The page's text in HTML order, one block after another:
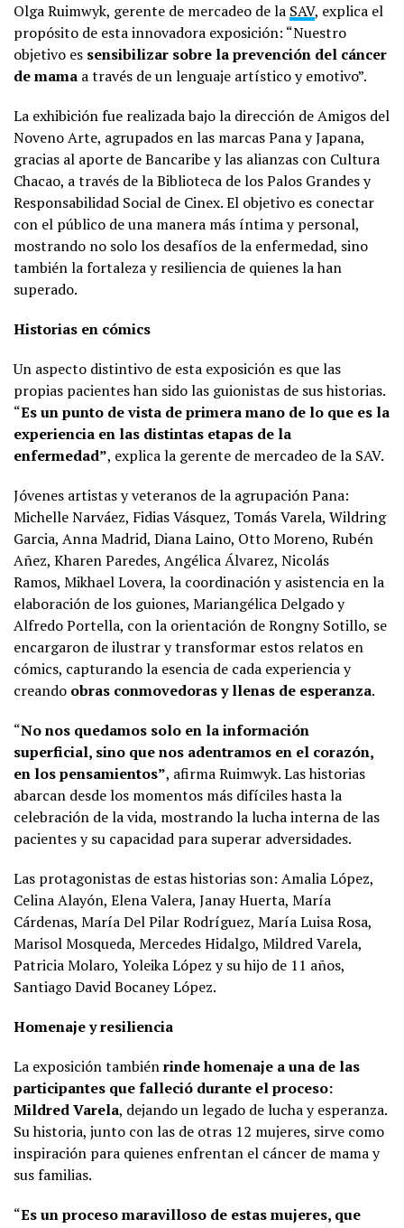
Olga Ruimwyk, gerente de mercadeo de la SAV, explica el
propósito de esta innovadora exposición: “Nuestro
objetivo es sensibilizar sobre la prevención del cáncer
de mama a través de un lenguaje artístico y emotivo”.
La exhibición fue realizada bajo la dirección de Amigos del
Noveno Arte, agrupados en las marcas Pana y Japana,
gracias al aporte de Bancaribe y las alianzas con Cultura
Chacao, a través de la Biblioteca de los Palos Grandes y
Responsabilidad Social de Cinex. El objetivo es conectar
con el público de una manera más íntima y personal,
mostrando no solo los desafíos de la enfermedad, sino
también la fortaleza y resiliencia de quienes la han
superado.
Historias en cómics
Un aspecto distintivo de esta exposición es que las
propias pacientes han sido las guionistas de sus historias.
“Es un punto de vista de primera mano de lo que es la
experiencia en las distintas etapas de la
enfermedad”, explica la gerente de mercadeo de la SAV.
Jóvenes artistas y veteranos de la agrupaciónPana:
Michelle Narváez, Fidias Vásquez, Tomás Varela, Wildring
Garcia, Anna Madrid, Diana Laino, Otto Moreno, Rubén
Añez, Kharen Paredes, Angélica Álvarez, Nicolás
Ramos, Mikhael Lovera, la coordinación y asistencia en la
elaboración de los guiones, Mariangélica Delgado y
Alfredo Portella, con la orientación de Rongny Sotillo, se
encargaron de ilustrar y transformar estos relatos en
cómics, capturando la esencia de cada experiencia y
creando obras conmovedoras y llenas de esperanza.
“No nos quedamos solo en la información
superficial, sino que nos adentramos en el corazón,
en los pensamientos”, afirma Ruimwyk. Las historias
abarcan desde los momentos más difíciles hasta la
celebración de la vida, mostrando la lucha interna de las
pacientes y su capacidad para superar adversidades.
Las protagonistas de estas historias son: Amalia López,
Celina Alayón, Elena Valera, Janay Huerta, María
Cárdenas, María Del Pilar Rodríguez, María Luisa Rosa,
Marisol Mosqueda, Mercedes Hidalgo, Mildred Varela,
Patricia Molaro, Yoleika López y su hijo de 11 años,
Santiago David Bocaney López.
Homenaje y resiliencia
La exposición tambiénrinde homenaje a una de las
participantes que falleció durante el proceso:
Mildred Varela, dejando un legado de lucha y esperanza.
Su historia, junto con las de otras 12 mujeres, sirve como
inspiración para quienes enfrentan el cáncer de mama y
sus familias.
“Es un proceso maravilloso de estas mujeres, que